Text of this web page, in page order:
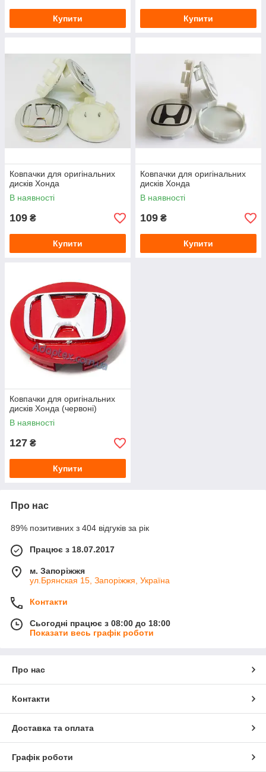
Купити Купити
Ковпачки для оригінальних
дисків Хонда
В наявності
109 ₴
Купити
Ковпачки для оригінальних
дисків Хонда
В наявності
109 ₴
Купити
Ковпачки для оригінальних
дисків Хонда (червоні)
В наявності
127 ₴
Купити
Про нас
89% позитивних з 404 відгуків за рік
Працює з 18.07.2017
м. Запоріжжя
ул.Брянская 15, Запоріжжя, Україна
Контакти
Сьогодні працює з 08:00 до 18:00
Показати весь графік роботи
Про нас
Контакти
Доставка та оплата
Графік роботи